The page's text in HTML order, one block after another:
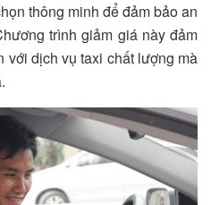
thông minh để đảm bảo an
trình giảm giá này đảm
với dịch vụ taxi chất lượng mà